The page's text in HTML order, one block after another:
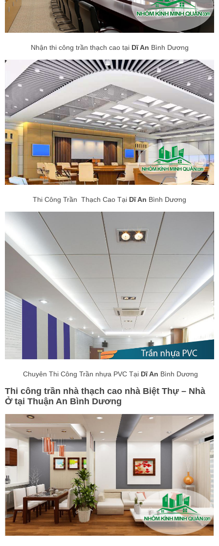
Nhận thi công trần thạch cao tại Dĩ An Bình Dương
Thi Công Trần Thạch Cao Tại Dĩ An Bình Dương
Chuyên Thi Công Trần nhựa PVC Tại Dĩ An Bình Dương
Thi công trần nhà thạch cao nhà Biệt Thự – Nhà
Ở tại Thuận An Bình Dương